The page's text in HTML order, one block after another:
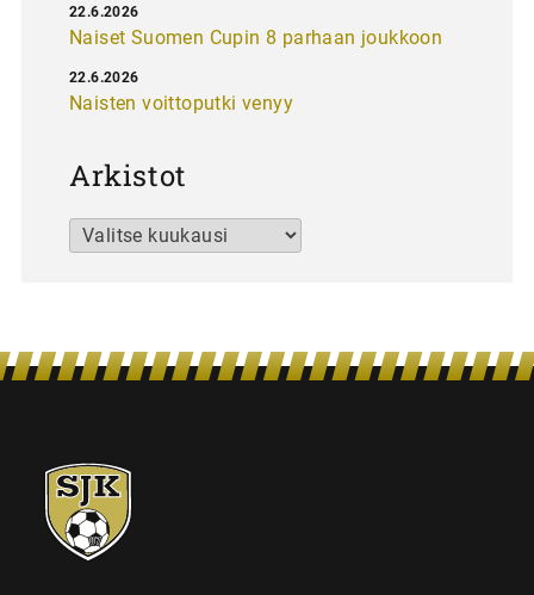
Naiset Suomen Cupin 8 parhaan joukkoon
22.6.2026
Naisten voittoputki venyy
22.6.2026
Arkistot
Arkistot
SJK-
juniorit